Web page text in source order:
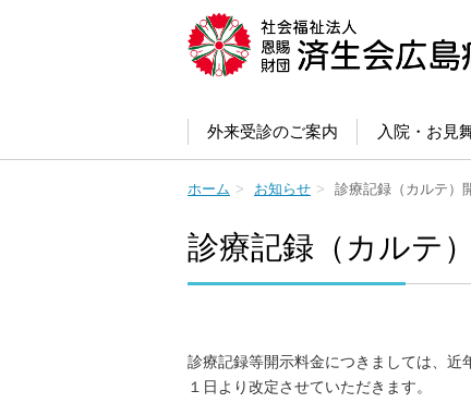
外来受診のご案内 入院・お見
ホーム お知らせ 診療記録（カルテ）
診療記録（カルテ
診療記録等開示料金につきましては、近
１日より改定させていただきます。